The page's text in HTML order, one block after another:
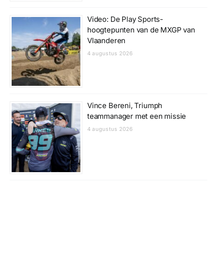
Video: De Play Sports-
hoogtepunten van de MXGP van
Vlaanderen
4 augustus 2026
Vince Bereni, Triumph
teammanager met een missie
4 augustus 2026